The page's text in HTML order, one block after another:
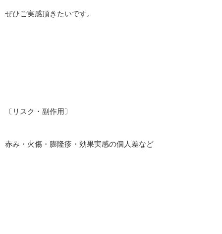
ぜひご実感頂きたいです。
〔リスク・副作用〕
赤み・火傷・膨隆疹・効果実感の個人差など